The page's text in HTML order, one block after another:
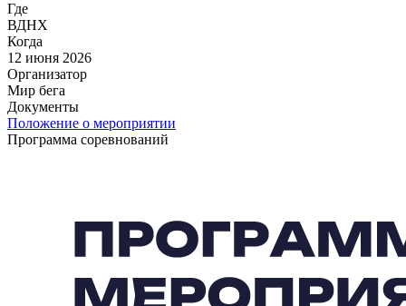
Где
ВДНХ
Когда
12 июня 2026
Организатор
Мир бега
Документы
Положение о мероприятии
Программа соревнований